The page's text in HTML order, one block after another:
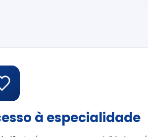
à especialidade